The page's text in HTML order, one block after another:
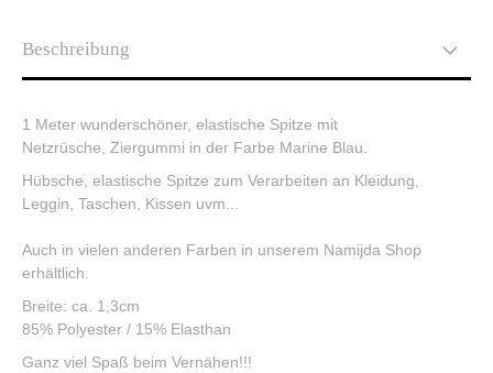
Beschreibung
1 Meter wunderschöner, elastische Spitze mit
Netzrüsche, Ziergummi in der Farbe Marine Blau.
Hübsche, elastische Spitze zum Verarbeiten an Kleidung,
Leggin, Taschen, Kissen uvm...
Auch in vielen anderen Farben in unserem Namijda Shop
erhältlich.
Breite: ca. 1,3cm
85% Polyester / 15% Elasthan
Ganz viel Spaß beim Vernähen!!!